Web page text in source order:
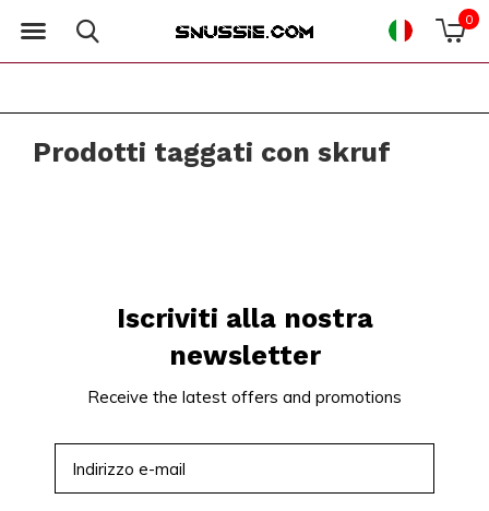
0
Prodotti taggati con skruf
Iscriviti alla nostra
newsletter
Receive the latest offers and promotions